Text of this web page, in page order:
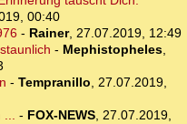
00:40
- Rainer, 27.07.2019, 12:49
- Mephistopheles,
- Tempranillo, 27.07.2019,
... - FOX-NEWS, 27.07.2019,